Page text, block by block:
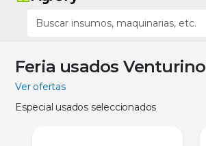
Feria usados Venturino
Ver ofertas
Especial usados seleccionados